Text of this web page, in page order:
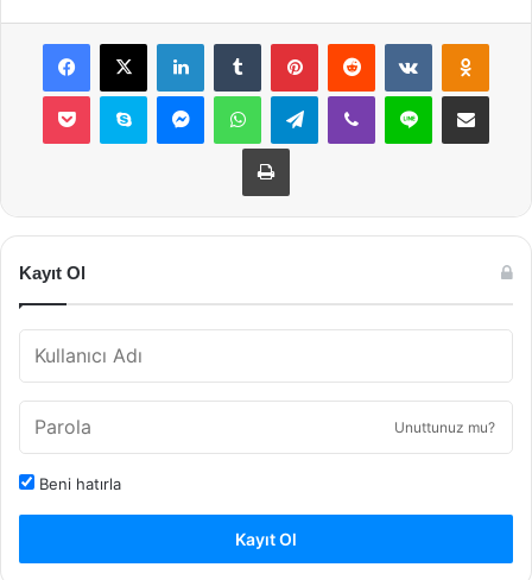
Facebook
X LinkedInTumblr PinterestReddit VKontakte
Pocket Skype MessengerWhatsAppTelegramViber Line E-Posta ile
Yazdır
Kayıt Ol
Unuttunuz mu?
Beni hatırla
Kayıt Ol